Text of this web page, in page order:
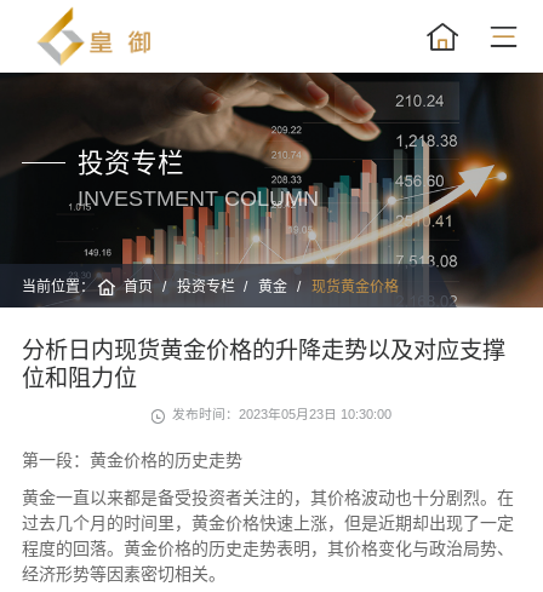
投资专栏
INVESTMENT COLUMN
当前位置： 首页 投资专栏 黄金 现货黄金价格
分析日内现货黄金价格的升降走势以及对应支撑
位和阻力位
发布时间：2023年05月23日 10:30:00
第一段：黄金价格的历史走势
黄金一直以来都是备受投资者关注的，其价格波动也十分剧烈。在
过去几个月的时间里，黄金价格快速上涨，但是近期却出现了一定
程度的回落。黄金价格的历史走势表明，其价格变化与政治局势、
经济形势等因素密切相关。